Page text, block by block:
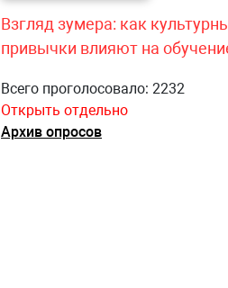
Взгляд зумера: как
привычки влияют на
Всего проголосовало: 2232
Открыть отдельно
Архив опросов